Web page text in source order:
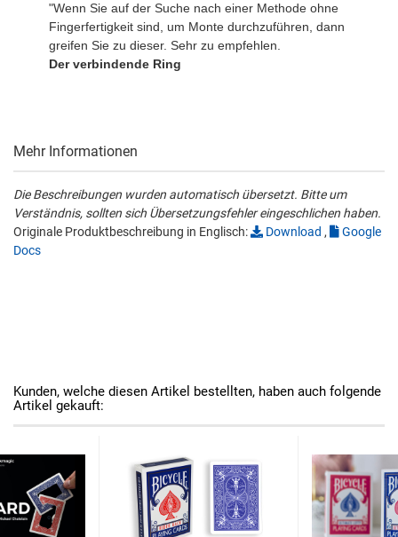
"Wenn Sie auf der Suche nach einer Methode ohne
Fingerfertigkeit sind, um Monte durchzuführen, dann
greifen Sie zu dieser. Sehr zu empfehlen.
Der verbindende Ring
Mehr Informationen
Die Beschreibungen wurden automatisch übersetzt. Bitte um
Verständnis, sollten sich Übersetzungsfehler eingeschlichen haben.
Originale Produktbeschreibung in Englisch:
Download ,
Google
Docs
Kunden, welche diesen Artikel bestellten, haben auch folgende
Artikel gekauft: